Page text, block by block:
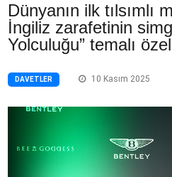
Dünyanın ilk tılsımlı
İngiliz zarafetinin
Yolculuğu” temalı
DAVETLER 10 Kasım 2025